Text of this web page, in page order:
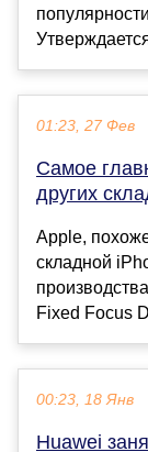
01:23, 27 Фев
Самое
других
Apple,
складной
Fixed Focus
00:23, 18 Янв
Huawei